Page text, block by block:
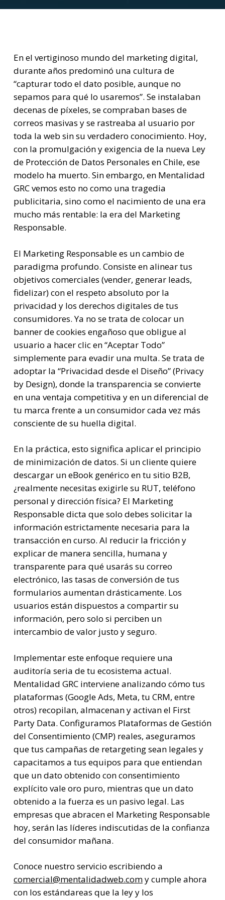
En el vertiginoso mundo del marketing digital,
durante años predominó una cultura de
“capturar todo el dato posible, aunque no
sepamos para qué lo usaremos”. Se instalaban
decenas de píxeles, se compraban bases de
correos masivas y se rastreaba al usuario por
toda la web sin su verdadero conocimiento. Hoy,
con la promulgación y exigencia de la nueva Ley
de Protección de Datos Personales en Chile, ese
modelo ha muerto. Sin embargo, en Mentalidad
GRC vemos esto no como una tragedia
publicitaria, sino como el nacimiento de una era
mucho más rentable: la era del Marketing
Responsable.
El Marketing Responsable es un cambio de
paradigma profundo. Consiste en alinear tus
objetivos comerciales (vender, generar leads,
fidelizar) con el respeto absoluto por la
privacidad y los derechos digitales de tus
consumidores. Ya no se trata de colocar un
banner de cookies engañoso que obligue al
usuario a hacer clic en “Aceptar Todo”
simplemente para evadir una multa. Se trata de
adoptar la “Privacidad desde el Diseño” (Privacy
by Design), donde la transparencia se convierte
en una ventaja competitiva y en un diferencial de
tu marca frente a un consumidor cada vez más
consciente de su huella digital.
En la práctica, esto significa aplicar el principio
de minimización de datos. Si un cliente quiere
descargar un eBook genérico en tu sitio B2B,
¿realmente necesitas exigirle su RUT, teléfono
personal y dirección física? El Marketing
Responsable dicta que solo debes solicitar la
información estrictamente necesaria para la
transacción en curso. Al reducir la fricción y
explicar de manera sencilla, humana y
transparente para qué usarás su correo
electrónico, las tasas de conversión de tus
formularios aumentan drásticamente. Los
usuarios están dispuestos a compartir su
información, pero solo si perciben un
intercambio de valor justo y seguro.
Implementar este enfoque requiere una
auditoría seria de tu ecosistema actual.
Mentalidad GRC interviene analizando cómo tus
plataformas (Google Ads, Meta, tu CRM, entre
otros) recopilan, almacenan y activan el First
Party Data. Configuramos Plataformas de Gestión
del Consentimiento (CMP) reales, aseguramos
que tus campañas de retargeting sean legales y
capacitamos a tus equipos para que entiendan
que un dato obtenido con consentimiento
explícito vale oro puro, mientras que un dato
obtenido a la fuerza es un pasivo legal. Las
empresas que abracen el Marketing Responsable
hoy, serán las líderes indiscutidas de la confianza
del consumidor mañana.
Conoce nuestro servicio escribiendo a
comercial@mentalidadweb.comy cumple ahora
con los estándareas que la ley y los